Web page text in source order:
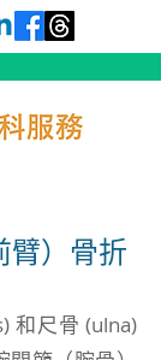
臂）骨折
和尺骨 (ulna)